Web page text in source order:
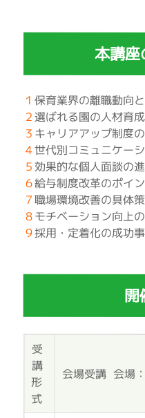
本講座
１保育業界の離職動向
２選ばれる園の人材育
３ キャリアアップ制度
４世代別コミュニケー
５効果的な個人面談の
６給与制度改革のポイ
７職場環境改善の具体策
８モチベーション向上
９採用・定着化の成功
開
受
講
形
式
会場受講 会場